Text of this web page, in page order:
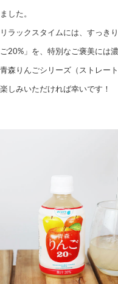
した。
ラックスタイムには、すっき
20%」を、特別なご褒美には
森りんごシリーズ（ストレー
しみいただければ幸いです！